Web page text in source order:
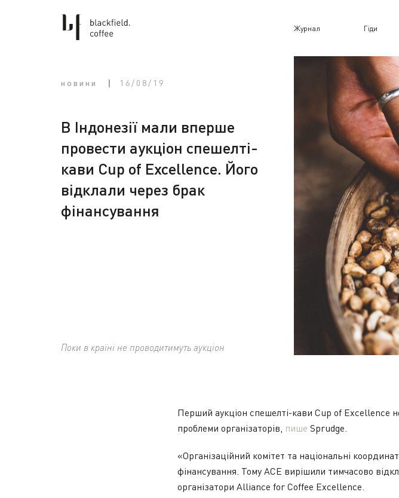
Журнал Гіди
новини 16/08/19
В Індонезії мали вперше
провести аукціон спешелті-
кави Cup of Excellence. Його
відклали через брак
фінансування
Поки в країні не проводитимуть аукціон
Перший аукціон спешелті-кави Cup of Excellence
проблеми організаторів, пише Sprudge.
«Організаційний комітет та національні
фінансування. Тому ACE вирішили тимчасово
організатори Alliance for Coffee Excellence.